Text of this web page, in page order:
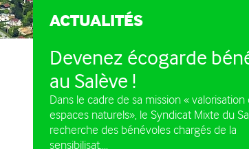
Valorisation du patrimoine
Charte de développement
Plan de circulation des
vehicules à moteur
ACTUALITÉS
Devenez écogarde
au Salève !
Dans le cadre de sa mission « valorisation
espaces naturels», le Syndicat Mixte du
recherche des bénévoles chargés de la
sensibilisat....